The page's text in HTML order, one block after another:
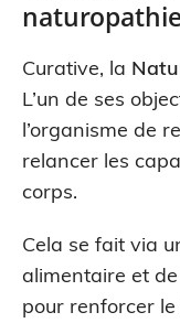
Curative, la
L’un de ses
l’organisme de
relancer les
corps.
Cela se fait via
alimentaire et
pour renforcer